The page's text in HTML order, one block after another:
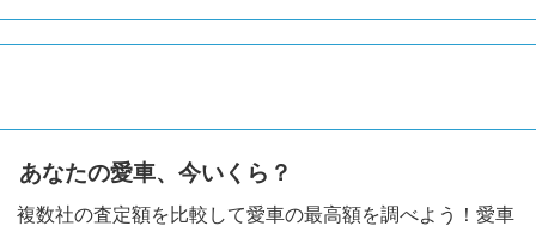
あなたの愛車、今いくら？
複数社の査定額を比較して愛車の最高額を調べよう！愛車